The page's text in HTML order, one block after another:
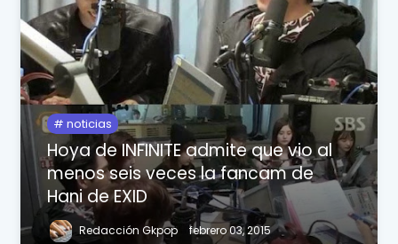
noticias
Hoya de INFINITE admite que vio al
menos seis veces la fancam de
Hani de EXID
Redacción Gkpop febrero 03, 2015